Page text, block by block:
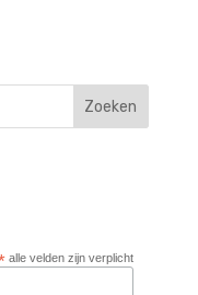
alle velden zijn verplicht